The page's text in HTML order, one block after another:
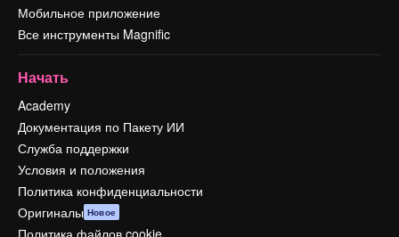
Мобильное приложение
Все инструменты Magnific
Начать
Academy
Документация по Пакету ИИ
Служба поддержки
Условия и положения
Политика конфиденциальности
Оригиналы Новое